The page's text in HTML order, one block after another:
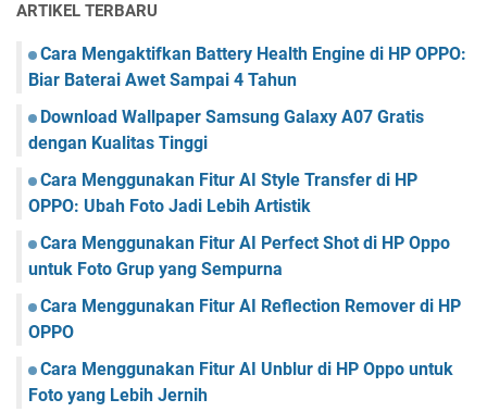
ARTIKEL TERBARU
Cara Mengaktifkan Battery Health Engine di HP OPPO:
Biar Baterai Awet Sampai 4 Tahun
Download Wallpaper Samsung Galaxy A07 Gratis
dengan Kualitas Tinggi
Cara Menggunakan Fitur AI Style Transfer di HP
OPPO: Ubah Foto Jadi Lebih Artistik
Cara Menggunakan Fitur AI Perfect Shot di HP Oppo
untuk Foto Grup yang Sempurna
Cara Menggunakan Fitur AI Reflection Remover di HP
OPPO
Cara Menggunakan Fitur AI Unblur di HP Oppo untuk
Foto yang Lebih Jernih